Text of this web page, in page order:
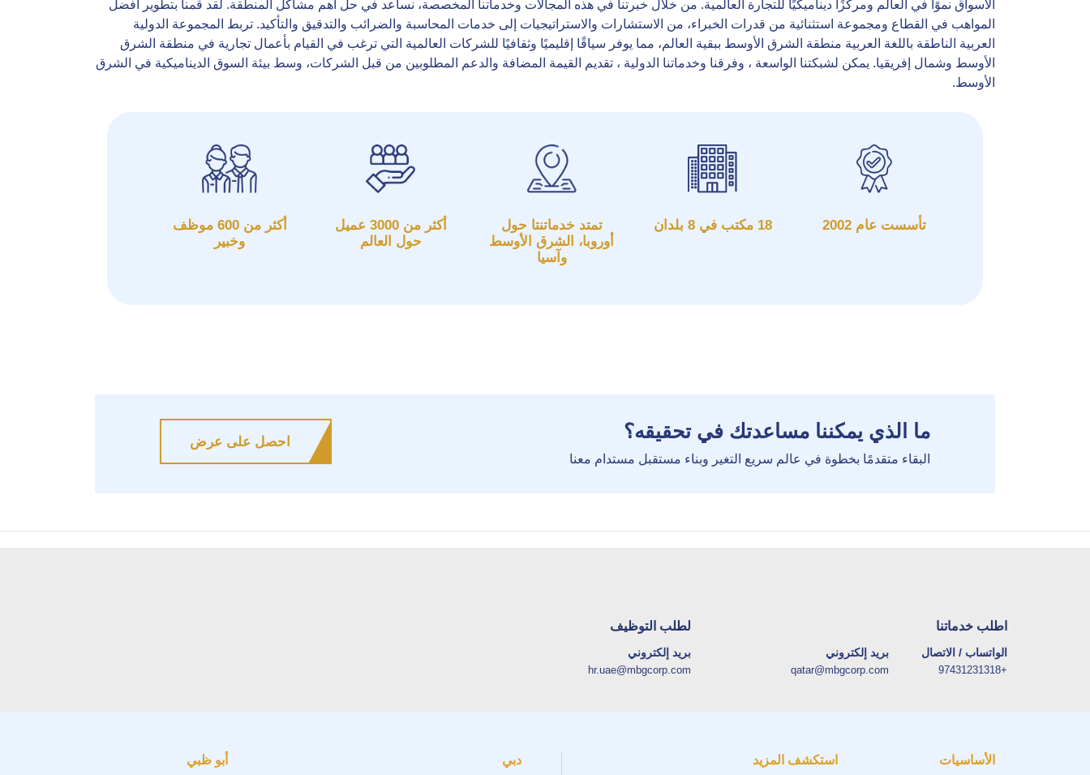
الأسواق نموًا في العالم ومركزًا ديناميكيًا للتجارة العالمية. من خلال خبرتنا في هذه المجالات وخدماتنا المخصصة، نساعد في حل أهم مشاكل المنطقة. لقد قمنا بتطوير أفضل
المواهب في القطاع ومجموعة استثنائية من قدرات الخبراء، من الاستشارات والاستراتيجيات إلى خدمات المحاسبة والضرائب والتدقيق والتأكيد. تربط المجموعة الدولية
العربية الناطقة باللغة العربية منطقة الشرق الأوسط ببقية العالم، مما يوفر سياقًا إقليميًا وثقافيًا للشركات العالمية التي ترغب في القيام بأعمال تجارية في منطقة الشرق
الأوسط وشمال إفريقيا. يمكن لشبكتنا الواسعة ، وفرقنا وخدماتنا الدولية ، تقديم القيمة المضافة والدعم المطلوبين من قبل الشركات، وسط بيئة السوق الديناميكية في الشرق
الأوسط.
تأسست عام 2002 18 مكتب في 8 بلدان
تمتد خدماتنتا حول
أوروبا، الشرق الأوسط
وآسيا
أكثر من 3000 عميل
حول العالم
أكثر من 600 موظف
وخبير
ما الذي يمكننا مساعدتك في تحقيقه؟
البقاء متقدمًا بخطوة في عالم سريع التغير وبناء مستقبل مستدام معنا
احصل على عرض
اطلب خدماتنا
الواتساب / الاتصال
+97431231318
بريد إلكتروني
qatar@mbgcorp.com
لطلب التوظيف
بريد إلكتروني
hr.uae@mbgcorp.com
الأساسيات استكشف المزيد دبي أبو ظبي